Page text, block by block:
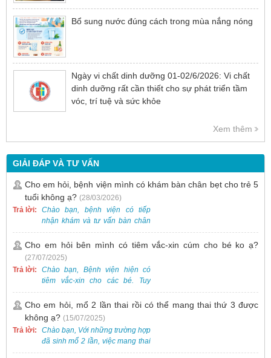
Bổ sung nước đúng cách trong mùa nắng nóng
Ngày vi chất dinh dưỡng 01-02/6/2026: Vi chất
dinh dưỡng rất cần thiết cho sự phát triển tầm
vóc, trí tuệ và sức khỏe
Xem thêm
GIẢI ĐÁP VÀ TƯ VẤN
Cho em hỏi, bệnh viện mình có khám bàn chân bẹt cho trẻ 5
tuổi không ạ? (28/03/2026)
Trả lời:
Chào bạn, bệnh viện có tiếp
nhận khám và tư vấn bàn chân
bẹt cho trẻ em, bao gồm cả trẻ 5
tuổi. Bạn có thể đưa bé đến
Khoa Khám bệnh của bệnh viện
để được bác sĩ chuyên khoa
thăm khám. Ngoài ra, để thuận
tiện hơn, bạn có thể đặt lịch
0988 270 115. Nếu cần hỗ trợ
thêm, vui lòng liên hệ qua Zalo
hoặc Fanpage Bệnh viện Việt
Nam - Thụy Điển Uông Bí.
Cho em hỏi bên mình có tiêm vắc-xin cúm cho bé ko ạ?
(27/07/2025)
Trả lời:
Chào bạn, Bệnh viện hiện có
tiêm vắc-xin cho các bé. Tuy
nhiên, các loại vắc-xin thường về
theo từng đợt, không phải lúc
nào cũng có sẵn.
Cho em hỏi, mổ 2 lần thai rồi có thể mang thai thứ 3 được
không ạ? (15/07/2025)
Trả lời:
Chào bạn, Với những trường hợp
đã sinh mổ 2 lần, việc mang thai
lần 3 vẫn có thể thực hiện được.